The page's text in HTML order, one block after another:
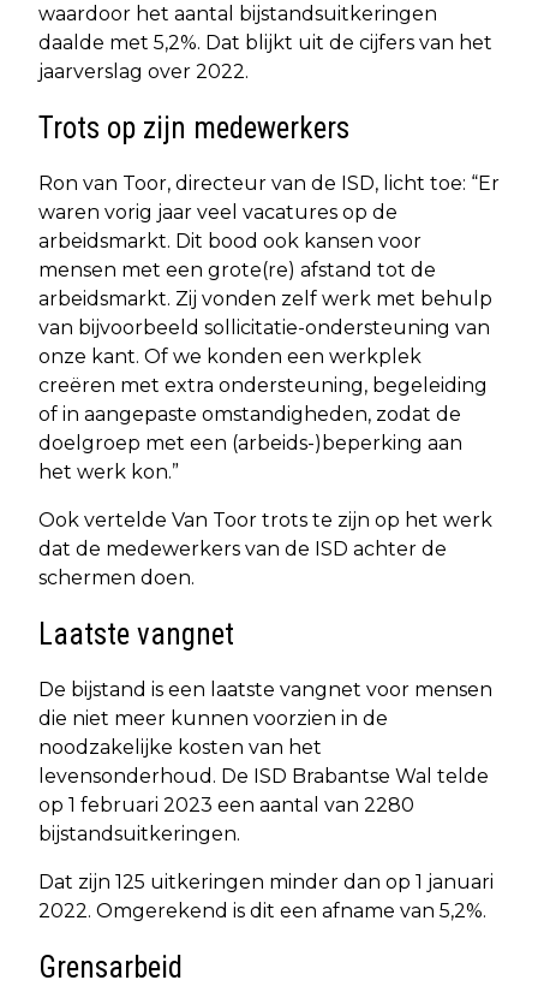
waardoor het aantal bijstandsuitkeringen
daalde met 5,2%. Dat blijkt uit de cijfers van het
jaarverslag over 2022.
Trots op zijn medewerkers
Ron van Toor, directeur van de ISD, licht toe: “Er
waren vorig jaar veel vacatures op de
arbeidsmarkt. Dit bood ook kansen voor
mensen met een grote(re) afstand tot de
arbeidsmarkt. Zij vonden zelf werk met behulp
van bijvoorbeeld sollicitatie-ondersteuning van
onze kant. Of we konden een werkplek
creëren met extra ondersteuning, begeleiding
of in aangepaste omstandigheden, zodat de
doelgroep met een (arbeids-)beperking aan
het werk kon.”
Ook vertelde Van Toor trots te zijn op het werk
dat de medewerkers van de ISD achter de
schermen doen.
Laatste vangnet
De bijstand is een laatste vangnet voor mensen
die niet meer kunnen voorzien in de
noodzakelijke kosten van het
levensonderhoud. De ISD Brabantse Wal telde
op 1 februari 2023 een aantal van 2280
bijstandsuitkeringen.
Dat zijn 125 uitkeringen minder dan op 1 januari
2022. Omgerekend is dit een afname van 5,2%.
Grensarbeid